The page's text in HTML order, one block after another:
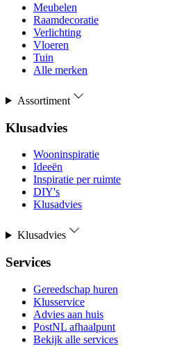
Meubelen
Raamdecoratie
Verlichting
Vloeren
Tuin
Alle merken
Assortiment
Klusadvies
Wooninspiratie
Ideeën
Inspiratie per ruimte
DIY's
Klusadvies
Klusadvies
Services
Gereedschap huren
Klusservice
Advies aan huis
PostNL afhaalpunt
Bekijk alle services